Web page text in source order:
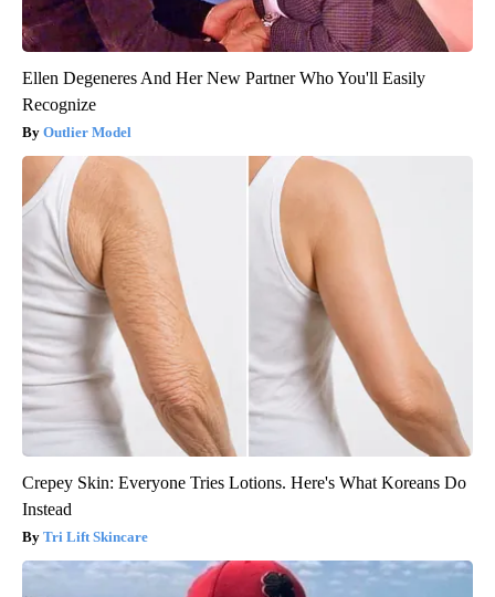
Ellen Degeneres And Her New Partner Who You'll Easily
Recognize
Outlier Model
Crepey Skin: Everyone Tries Lotions. Here's What Koreans Do
Instead
Tri Lift Skincare